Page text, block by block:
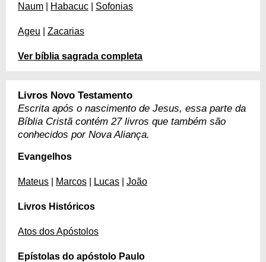
Naum Habacuc Sofonias
Ageu Zacarias
Ver bíblia sagrada completa
Livros Novo Testamento
Escrita após o nascimento de Jesus, essa parte da
Bíblia Cristã contém 27 livros que também são
conhecidos por Nova Aliança.
Evangelhos
Mateus Marcos Lucas João
Livros Históricos
Atos dos Apóstolos
Epístolas do apóstolo Paulo